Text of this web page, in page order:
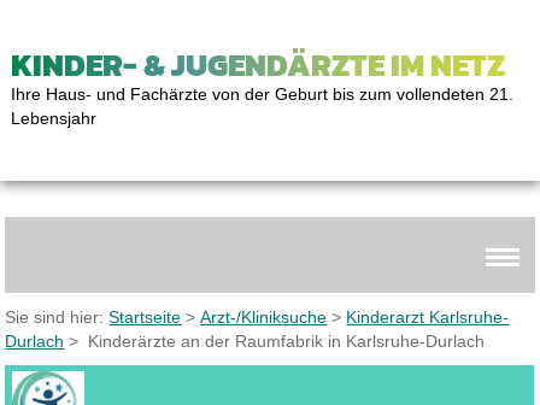
KINDER- & JUGENDÄRZTE IM NETZ
Ihre Haus- und Fachärzte von der Geburt bis zum vollendeten 21.
Lebensjahr
Sie sind hier:Startseite >Arzt-/Kliniksuche > Kinderarzt Karlsruhe-
Durlach > Kinderärzte an der Raumfabrik in Karlsruhe-Durlach